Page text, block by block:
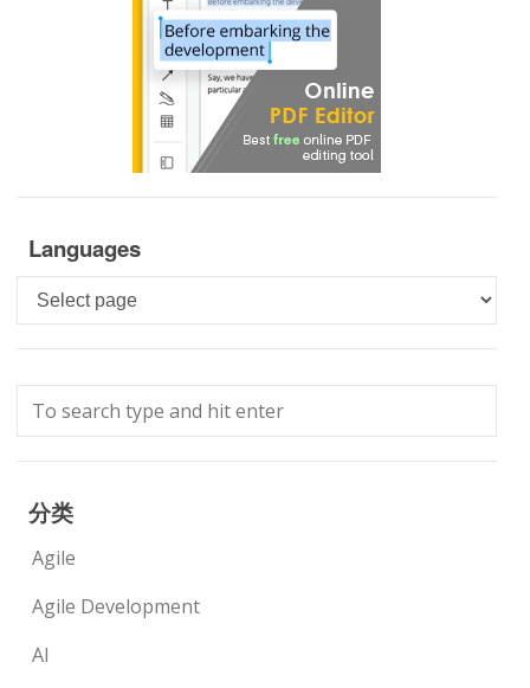
Languages
Languages
分类
Agile
Agile Development
AI